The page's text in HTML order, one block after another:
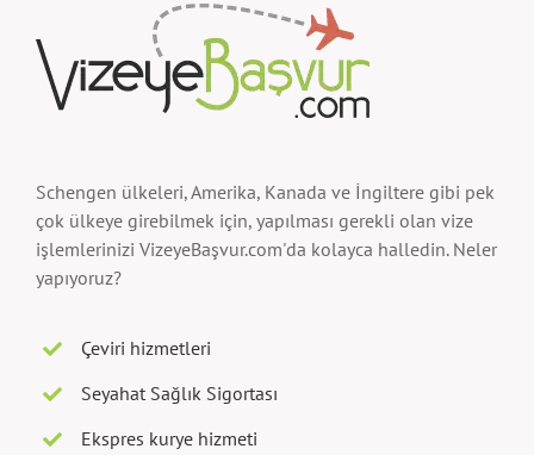
Schengen ülkeleri, Amerika, Kanada ve İngiltere gibi pek
çok ülkeye girebilmek için, yapılması gerekli olan vize
işlemlerinizi VizeyeBaşvur.com'da kolayca halledin. Neler
yapıyoruz?
Çeviri hizmetleri
Seyahat Sağlık Sigortası
Ekspres kurye hizmeti